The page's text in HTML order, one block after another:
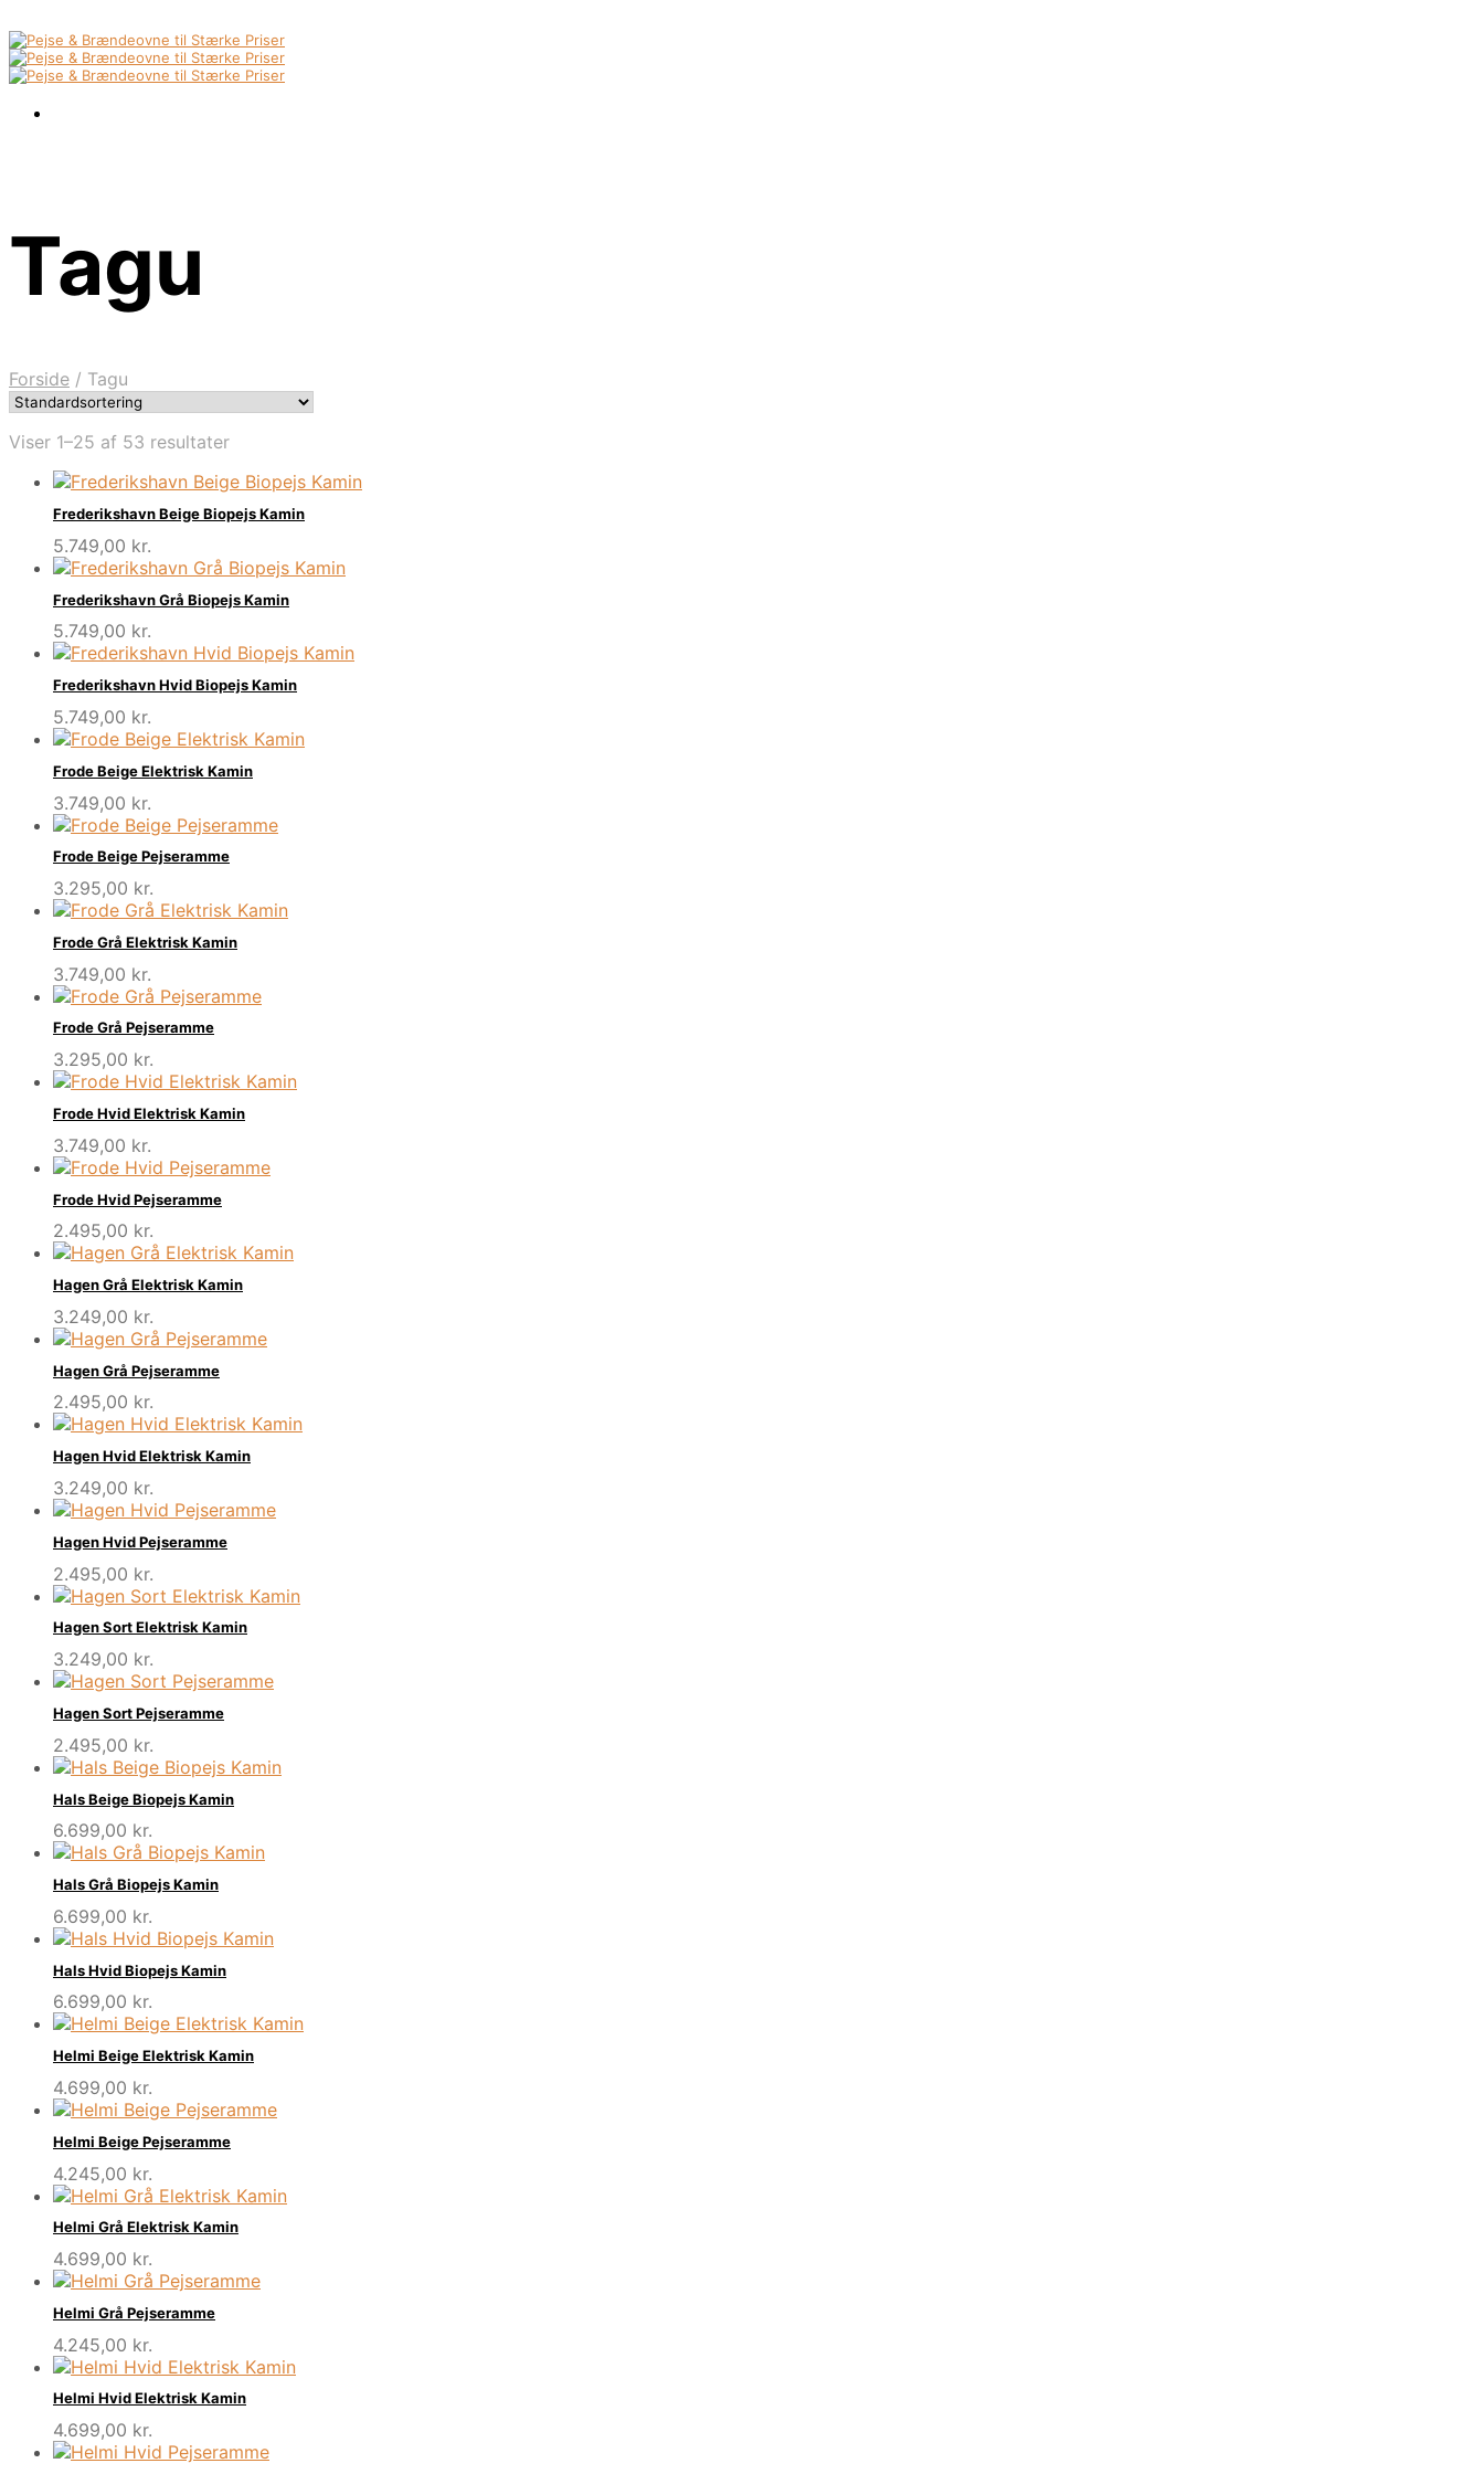
Tagu
Forside / Tagu
Viser 1–25 af 53 resultater
Frederikshavn Beige Biopejs Kamin
5.749,00 kr.
Frederikshavn Grå Biopejs Kamin
5.749,00 kr.
Frederikshavn Hvid Biopejs Kamin
5.749,00 kr.
Frode Beige Elektrisk Kamin
3.749,00 kr.
Frode Beige Pejseramme
3.295,00 kr.
Frode Grå Elektrisk Kamin
3.749,00 kr.
Frode Grå Pejseramme
3.295,00 kr.
Frode Hvid Elektrisk Kamin
3.749,00 kr.
Frode Hvid Pejseramme
2.495,00 kr.
Hagen Grå Elektrisk Kamin
3.249,00 kr.
Hagen Grå Pejseramme
2.495,00 kr.
Hagen Hvid Elektrisk Kamin
3.249,00 kr.
Hagen Hvid Pejseramme
2.495,00 kr.
Hagen Sort Elektrisk Kamin
3.249,00 kr.
Hagen Sort Pejseramme
2.495,00 kr.
Hals Beige Biopejs Kamin
6.699,00 kr.
Hals Grå Biopejs Kamin
6.699,00 kr.
Hals Hvid Biopejs Kamin
6.699,00 kr.
Helmi Beige Elektrisk Kamin
4.699,00 kr.
Helmi Beige Pejseramme
4.245,00 kr.
Helmi Grå Elektrisk Kamin
4.699,00 kr.
Helmi Grå Pejseramme
4.245,00 kr.
Helmi Hvid Elektrisk Kamin
4.699,00 kr.